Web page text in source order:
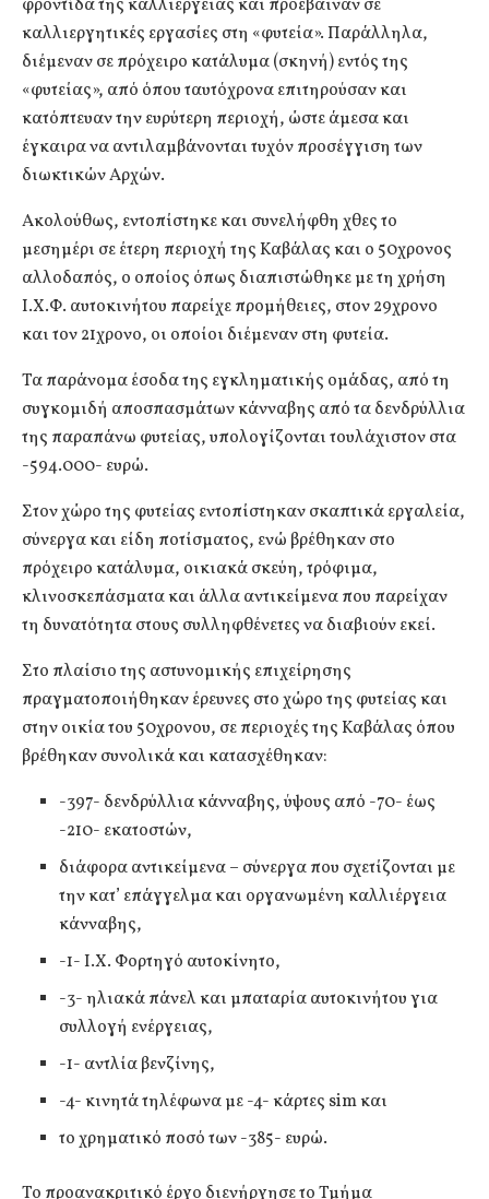
φροντίδα της καλλιέργειας και προέβαιναν σε
καλλιεργητικές εργασίες στη «φυτεία». Παράλληλα,
διέμεναν σε πρόχειρο κατάλυμα (σκηνή) εντός της
«φυτείας», από όπου ταυτόχρονα επιτηρούσαν και
κατόπτευαν την ευρύτερη περιοχή, ώστε άμεσα και
έγκαιρα να αντιλαμβάνονται τυχόν προσέγγιση των
διωκτικών Αρχών.
Ακολούθως, εντοπίστηκε και συνελήφθη χθες το
μεσημέρι σε έτερη περιοχή της Καβάλας και ο 50χρονος
αλλοδαπός, ο οποίος όπως διαπιστώθηκε με τη χρήση
Ι.Χ.Φ. αυτοκινήτου παρείχε προμήθειες, στον 29χρονο
και τον 21χρονο, οι οποίοι διέμεναν στη φυτεία.
Τα παράνομα έσοδα της εγκληματικής ομάδας, από τη
συγκομιδή αποσπασμάτων κάνναβης από τα δενδρύλλια
της παραπάνω φυτείας, υπολογίζονται τουλάχιστον στα
-594.000- ευρώ.
Στον χώρο της φυτείας εντοπίστηκαν σκαπτικά εργαλεία,
σύνεργα και είδη ποτίσματος, ενώ βρέθηκαν στο
πρόχειρο κατάλυμα, οικιακά σκεύη, τρόφιμα,
κλινοσκεπάσματα και άλλα αντικείμενα που παρείχαν
τη δυνατότητα στους συλληφθένετες να διαβιούν εκεί.
Στο πλαίσιο της αστυνομικής επιχείρησης
πραγματοποιήθηκαν έρευνες στο χώρο της φυτείας και
στην οικία του 50χρονου, σε περιοχές της Καβάλας όπου
βρέθηκαν συνολικά και κατασχέθηκαν:
-397- δενδρύλλια κάνναβης, ύψους από -70- έως
-210- εκατοστών,
διάφορα αντικείμενα – σύνεργα που σχετίζονται με
την κατ’ επάγγελμα και οργανωμένη καλλιέργεια
κάνναβης,
-1- Ι.Χ. Φορτηγό αυτοκίνητο,
-3- ηλιακά πάνελ και μπαταρία αυτοκινήτου για
συλλογή ενέργειας,
-1- αντλία βενζίνης,
-4- κινητά τηλέφωνα με -4- κάρτες sim και
το χρηματικό ποσό των -385- ευρώ.
Το προανακριτικό έργο διενήργησε το Τμήμα